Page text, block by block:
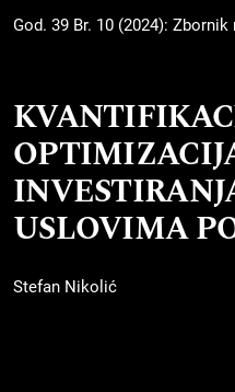
God. 39 Br. 10 (2024):
USLOVIMA
Stefan Nikolić